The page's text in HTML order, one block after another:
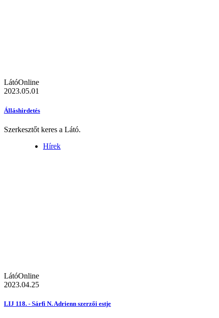
LátóOnline
2023.05.01
Álláshirdetés
Szerkesztőt keres a Látó.
Hírek
LátóOnline
2023.04.25
LIJ 118. - Sárfi N. Adrienn szerzői estje